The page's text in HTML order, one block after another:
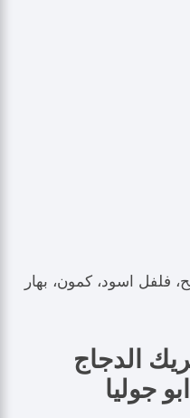
فلفل اسود، كمون، بهار
الدجاج
جوليا